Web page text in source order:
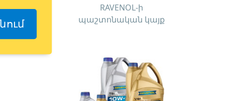
RAVENOL-ի
պաշտոնական կայք